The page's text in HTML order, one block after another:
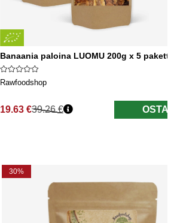
Banaania paloina LUOMU 200g x 5 pakettia
Rawfoodshop
19.63 €
Normaali hinta
39.26 € OSTA
30%